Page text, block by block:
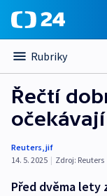
Rubriky
Řečtí
Reuters,jif
14. 5. 2025 | Zdroj: Reuters
Před dvěma lety